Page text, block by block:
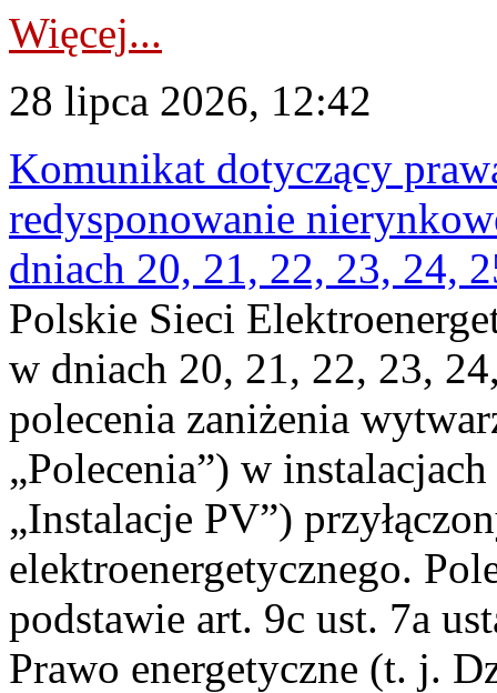
Więcej...
28 lipca 2026, 12:42
Komunikat dotyczący
redysponowanie
dniach 20, 21, 22, 23, 24,
Polskie Sieci
w dniach 20, 21, 22, 23,
polecenia zaniżenia
„Polecenia”) w
„Instalacje PV”)
elektroenergetycznego.
podstawie art. 9c ust. 7a
Prawo energetyczne (t. j.